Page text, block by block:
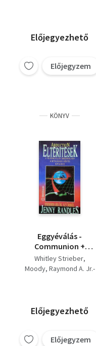
+ Night siege Éjszakai
ostrom + Majestic A
Előjegyezhető
Előjegyzem
KÖNYV
Eggyéválás -
Communion +
Eltérítések - Abduction
+ Visszatérés ( 3 db mű
Whitley Strieber
Moody, Raymond A. Jr.-
Előjegyezhető
Előjegyzem